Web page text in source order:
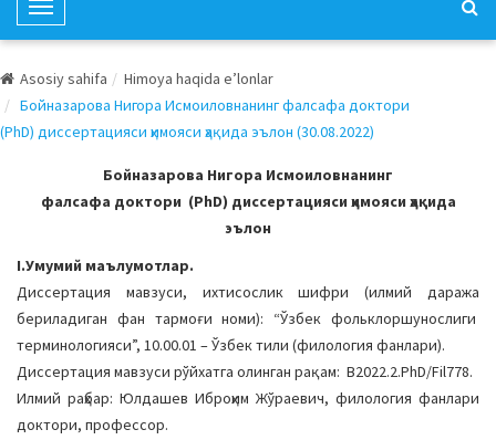
T
o
g
l
e
a
g
a
t
i
o
n
Asosiy sahifa
Himoya haqida e’lonlar
Бойназарова Нигора Исмоиловнанинг фалсафа доктори
(PhD) диссертацияси ҳимояси ҳақида эълон (30.08.2022)
Бойназарова Нигора Исмоиловнанинг
фалсафа доктори (PhD) диссертацияси ҳимояси ҳақида
эълон
I.Умумий маълумотлар.
Диссертация мавзуси, ихтисослик шифри (илмий даража
бериладиган фан тармоғи номи): “Ўзбек фольклоршунослиги
терминологияси”, 10.00.01 – Ўзбек тили (филология фанлари).
Диссертация мавзуси рўйхатга олинган рақам: B2022.2.PhD/Fil778.
Илмий раҳбар: Юлдашев Иброҳим Жўраевич, филология фанлари
доктори, профессор.